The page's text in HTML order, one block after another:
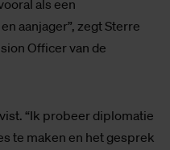
als een
aanjager”, zegt Sterre
Officer van de
“Ik probeer diplomatie
te maken en het gesprek